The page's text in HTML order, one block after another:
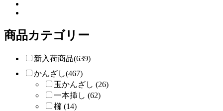
商品カテゴリー
新入荷商品(639)
かんざし(467)
玉かんざし (26)
一本挿し (62)
櫛 (14)